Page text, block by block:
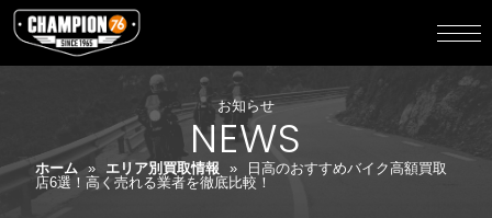
お知らせ
NEWS
ホーム » エリア別買取情報 »
日高のおすすめバイク高額買取
店6選！高く売れる業者を徹底比較！